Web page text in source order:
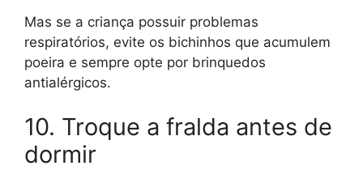
Mas se a criança possuir problemas
respiratórios, evite os bichinhos que acumulem
poeira e sempre opte por brinquedos
antialérgicos.
10. Troque a fralda antes de
dormir